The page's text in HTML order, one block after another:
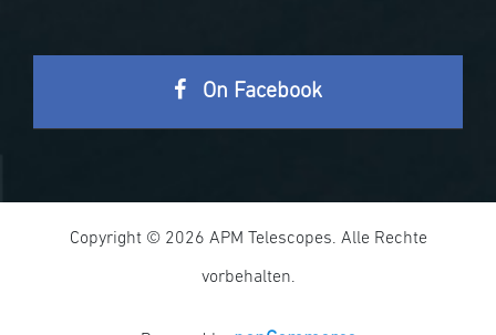
On Facebook
Copyright © 2026 APM Telescopes. Alle Rechte
vorbehalten.